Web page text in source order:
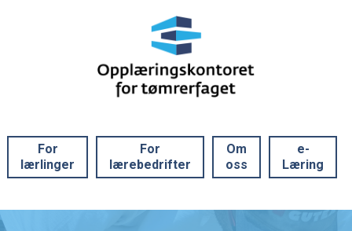
For
lærlinger
For
lærebedrifter
Om
oss
e-
Læring